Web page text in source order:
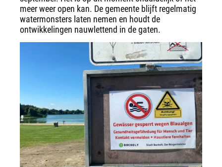
meer weer open kan. De gemeente blijft regelmatig
watermonsters laten nemen en houdt de
ontwikkelingen nauwlettend in de gaten.